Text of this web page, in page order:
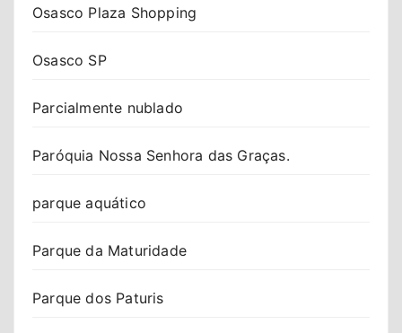
Osasco Plaza Shopping
Osasco SP
Parcialmente nublado
Paróquia Nossa Senhora das Graças.
parque aquático
Parque da Maturidade
Parque dos Paturis